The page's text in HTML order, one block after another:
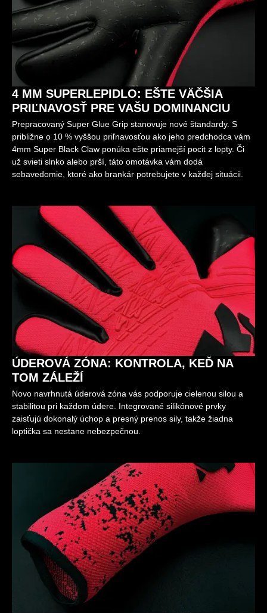
4 MM SUPERLEPIDLO: EŠTE VÄČŠIA
PRIĽNAVOSŤ PRE VAŠU DOMINANCIU
Prepracovaný Super Glue Grip stanovuje nové štandardy. S
približne o 10 % vyššou priľnavosťou ako jeho predchodca vám
4mm Super Black Claw ponúka ešte priamejší pocit z lopty. Či
už svieti slnko alebo prší, táto omotávka vám dodá
sebavedomie, ktoré ako brankár potrebujete v každej situácii.
ÚDEROVÁ ZÓNA: KONTROLA, KEĎ NA
TOM ZÁLEŽÍ
Novo navrhnutá úderová zóna vás podporuje cielenou silou a
stabilitou pri každom údere. Integrované silikónové prvky
zaisťujú dokonalý úchop a presný prenos sily, takže žiadna
loptička sa nestane nebezpečnou.